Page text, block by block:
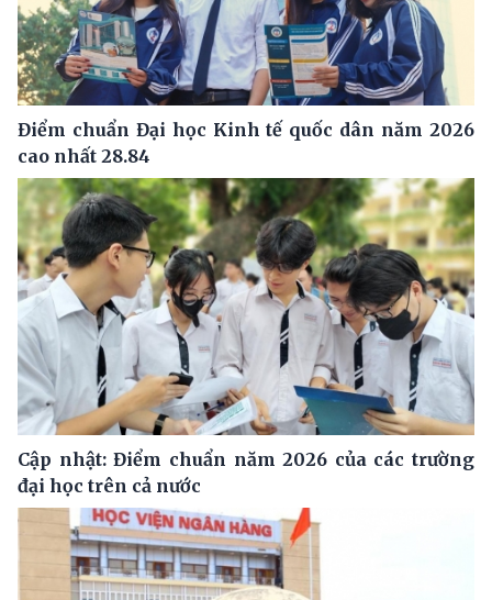
Điểm chuẩn Đại học Kinh tế quốc dân năm 2026
cao nhất 28.84
Cập nhật: Điểm chuẩn năm 2026 của các trường
đại học trên cả nước